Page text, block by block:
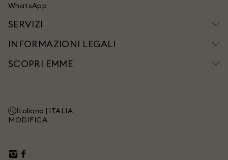
WhatsApp
SERVIZI
INFORMAZIONI LEGALI
SCOPRI EMME
Italiano | ITALIA
MODIFICA